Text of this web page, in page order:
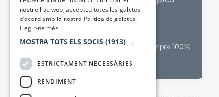
Valora espectacles
Canal oficial de venda teatral Compra 100%
nostre lloc web, accepteu totes les galetes
d’acord amb la nostra Política de galetes.
Llegir-ne més
MOSTRA TOTS ELS SOCIS (1913) →
ESTRICTAMENT NECESSÀRIES
RENDIMENT